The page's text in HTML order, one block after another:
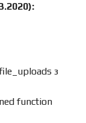
з
function